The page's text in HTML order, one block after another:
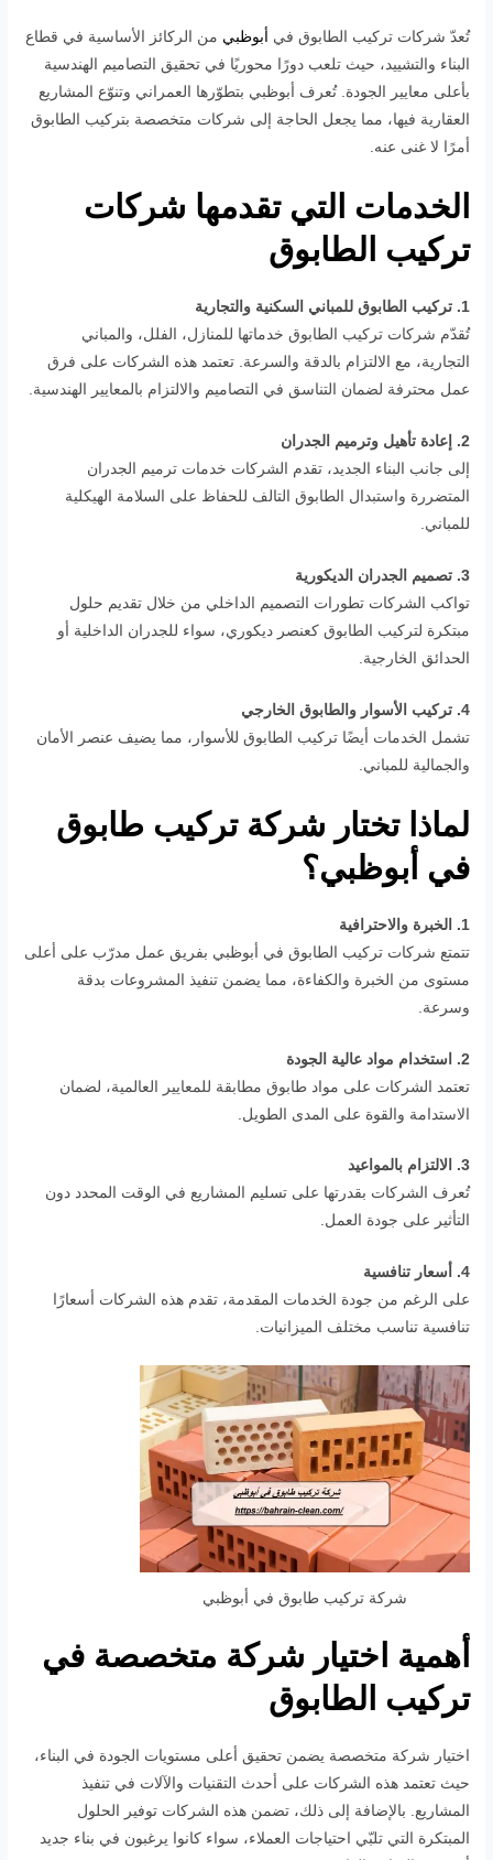
تُعدّ شركات تركيب الطابوق في أبوظبي من الركائز الأساسية في قطاع
البناء والتشييد، حيث تلعب دورًا محوريًا في تحقيق التصاميم الهندسية
بأعلى معايير الجودة. تُعرف أبوظبي بتطوّرها العمراني وتنوّع المشاريع
العقارية فيها، مما يجعل الحاجة إلى شركات متخصصة بتركيب الطابوق
أمرًا لا غنى عنه.
الخدمات التي تقدمها شركات
تركيب الطابوق
1. تركيب الطابوق للمباني السكنية والتجارية
تُقدّم شركات تركيب الطابوق خدماتها للمنازل، الفلل، والمباني
التجارية، مع الالتزام بالدقة والسرعة. تعتمد هذه الشركات على فرق
عمل محترفة لضمان التناسق في التصاميم والالتزام بالمعايير الهندسية.
2. إعادة تأهيل وترميم الجدران
إلى جانب البناء الجديد، تقدم الشركات خدمات ترميم الجدران
المتضررة واستبدال الطابوق التالف للحفاظ على السلامة الهيكلية
للمباني.
3. تصميم الجدران الديكورية
تواكب الشركات تطورات التصميم الداخلي من خلال تقديم حلول
مبتكرة لتركيب الطابوق كعنصر ديكوري، سواء للجدران الداخلية أو
الحدائق الخارجية.
4. تركيب الأسوار والطابوق الخارجي
تشمل الخدمات أيضًا تركيب الطابوق للأسوار، مما يضيف عنصر الأمان
والجمالية للمباني.
لماذا تختار شركة تركيب طابوق
في أبوظبي؟
1. الخبرة والاحترافية
تتمتع شركات تركيب الطابوق في أبوظبي بفريق عمل مدرّب على أعلى
مستوى من الخبرة والكفاءة، مما يضمن تنفيذ المشروعات بدقة
وسرعة.
2. استخدام مواد عالية الجودة
تعتمد الشركات على مواد طابوق مطابقة للمعايير العالمية، لضمان
الاستدامة والقوة على المدى الطويل.
3. الالتزام بالمواعيد
تُعرف الشركات بقدرتها على تسليم المشاريع في الوقت المحدد دون
التأثير على جودة العمل.
4. أسعار تنافسية
على الرغم من جودة الخدمات المقدمة، تقدم هذه الشركات أسعارًا
تنافسية تناسب مختلف الميزانيات.
شركة تركيب طابوق في أبوظبي
أهمية اختيار شركة متخصصة في
تركيب الطابوق
اختيار شركة متخصصة يضمن تحقيق أعلى مستويات الجودة في البناء،
حيث تعتمد هذه الشركات على أحدث التقنيات والآلات في تنفيذ
المشاريع. بالإضافة إلى ذلك، تضمن هذه الشركات توفير الحلول
المبتكرة التي تلبّي احتياجات العملاء، سواء كانوا يرغبون في بناء جديد